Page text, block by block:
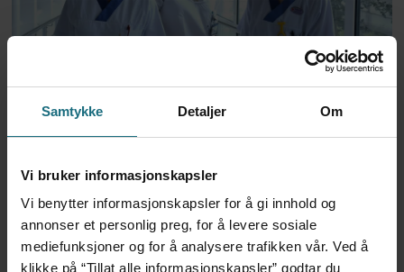
Samtykke Detaljer Om
Vi bruker informasjonskapsler
Vi benytter informasjonskapsler for å gi innhold og
annonser et personlig preg, for å levere sosiale
mediefunksjoner og for å analysere trafikken vår. Ved å
klikke på “Tillat alle informasjonskapsler” godtar du
Har halvert reinnleggelser
etter pilotprosjekt